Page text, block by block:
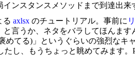
ンスタンスメソッドまで到達出来
る axlsx のチュートリアル。事前に
と言うか、ネタをバラしてほんま
てる)」というぐらいの強烈なキ
し、もうちょっと眺めてみます。